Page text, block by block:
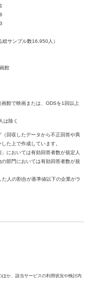
サンプル数16,950人）
館
館で映画または、ODSを1回以上
は除く
回収したデータから不正回答や異
た上で作成しています。
においては有効回答者数が規定人
部門においては有効回答者数が規
人の割合が基準値以下の企業がラ
か、該当サービスの利用状況や検討内